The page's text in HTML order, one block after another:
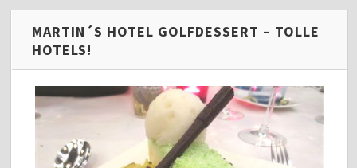
MARTIN´S HOTEL GOLFDESSERT – TOLLE
HOTELS!